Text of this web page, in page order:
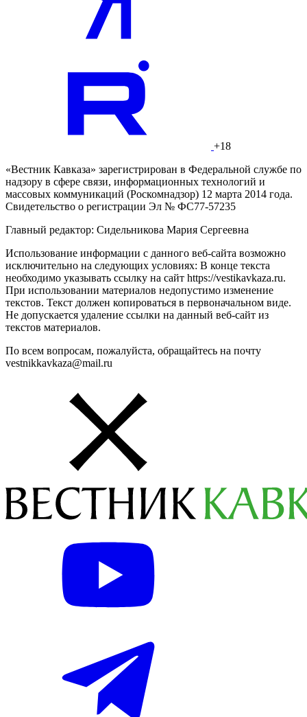
+18
«Вестник Кавказа» зарегистрирован в Федеральной службе по
надзору в сфере связи, информационных технологий и
массовых коммуникаций (Роскомнадзор) 12 марта 2014 года.
Свидетельство о регистрации Эл № ФС77-57235
Главный редактор: Сидельникова Мария Сергеевна
Использование информации с данного веб-сайта возможно
исключительно на следующих условиях: В конце текста
необходимо указывать ссылку на сайт https://vestikavkaza.ru.
При использовании материалов недопустимо изменение
текстов. Текст должен копироваться в первоначальном виде.
Не допускается удаление ссылки на данный веб-сайт из
текстов материалов.
По всем вопросам, пожалуйста, обращайтесь на почту
vestnikkavkaza@mail.ru